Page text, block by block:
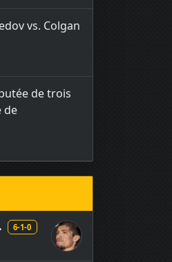
vs. Colgan
de trois
de
6-1-0